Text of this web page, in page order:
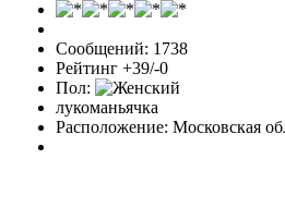
Сообщений: 1738
Рейтинг +39/-0
Пол:
лукоманьячка
Расположение: Московская